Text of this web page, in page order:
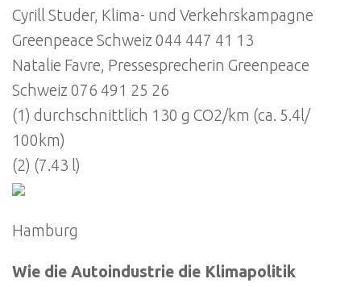
Cyrill Studer, Klima- und Verkehrskampagne
Greenpeace Schweiz 044 447 41 13
Natalie Favre, Pressesprecherin Greenpeace
Schweiz 076 491 25 26
(1) durchschnittlich 130 g CO2/km (ca. 5.4l/
100km)
(2) (7.43 l)
Hamburg
Wie die Autoindustrie die Klimapolitik